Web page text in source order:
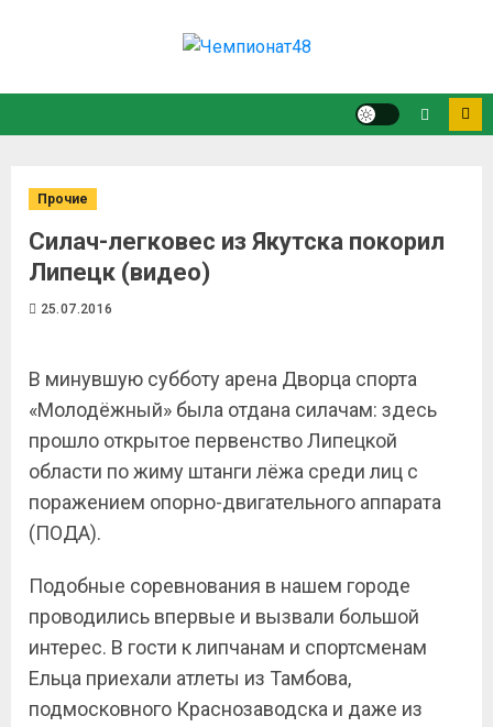
Прочие
Силач-легковес из Якутска покорил
Липецк (видео)
25.07.2016
В минувшую субботу арена Дворца спорта
«Молодёжный» была отдана силачам: здесь
прошло открытое первенство Липецкой
области по жиму штанги лёжа среди лиц с
поражением опорно-двигательного аппарата
(ПОДА).
Подобные соревнования в нашем городе
проводились впервые и вызвали большой
интерес. В гости к липчанам и спортсменам
Ельца приехали атлеты из Тамбова,
подмосковного Краснозаводска и даже из